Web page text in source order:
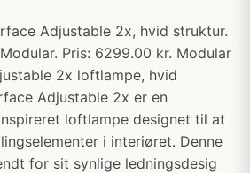
Adjustable 2x, hvid struktur.
Pris: 6299.00 kr. Modular
2x loftlampe, hvid
Adjustable 2x er en
loftlampe designet til at
i interiøret. Denne
for sit synlige ledningsdesig